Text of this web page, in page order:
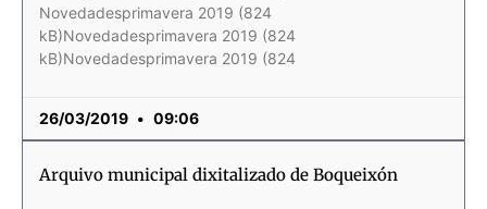
Novedadesprimavera 2019 (824
kB)Novedadesprimavera 2019 (824
kB)Novedadesprimavera 2019 (824
26/03/2019 09:06
Arquivo municipal dixitalizado de Boqueixón